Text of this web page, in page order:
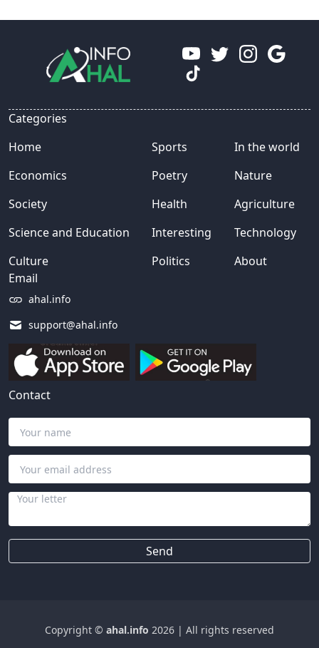
Email
ahal.info
support@ahal.info
Categories
Home
Economics
Society
Science and Education
Culture
Sports
Poetry
Health
Interesting
Politics
In the world
Nature
Agriculture
Technology
About
Contact
Send
Copyright © ahal.info 2026 | All rights reserved